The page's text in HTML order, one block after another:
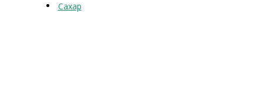
Сахар